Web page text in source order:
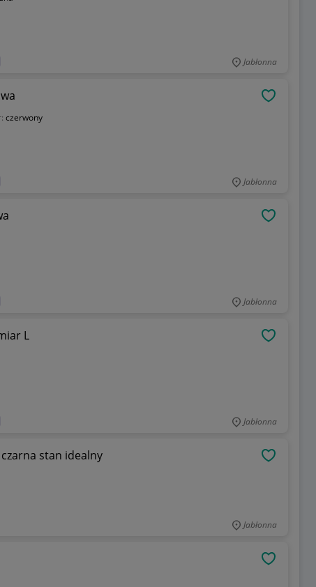
Jabłonna
czerwony
Jabłonna
Jabłonna
L
Jabłonna
stan idealny
Jabłonna